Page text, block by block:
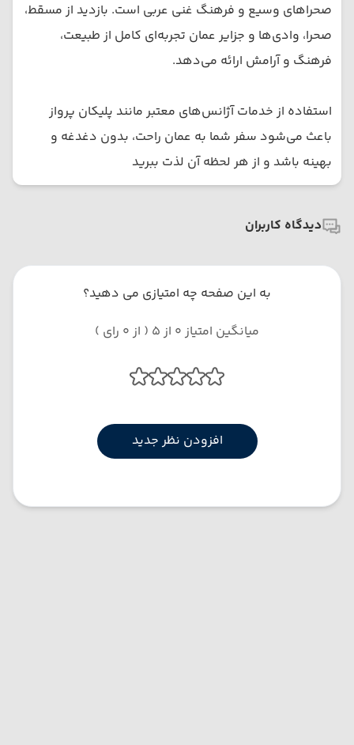
صحراهای وسیع و فرهنگ غنی عربی است. بازدید از مسقط،
صحرا، وادی‌ها و جزایر عمان تجربه‌ای کامل از طبیعت،
فرهنگ و آرامش ارائه می‌دهد.
استفاده از خدمات آژانس‌های معتبر مانند پلیکان پرواز
باعث می‌شود سفر شما به عمان راحت، بدون دغدغه و
بهینه باشد و از هر لحظه آن لذت ببرید
دیدگاه کاربران
به این صفحه چه امتیازی می دهید؟
میانگین امتیاز 0 از 5 ( از 0 رای )
افزودن نظر جدید